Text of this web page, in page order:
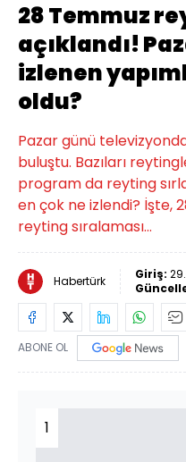
28 Temmuz
açıklandı!
izlenen
oldu?
Pazar günü
buluştu. Bazıları
program da reyting
en çok ne izlendi? İşte,
reyting sıralaması...
Habertürk Giriş:
ABONE OL
1